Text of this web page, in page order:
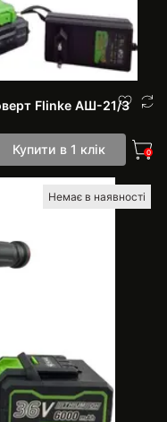
Flinke АШ-21/3
Купити в 1 клік 0
Немає в наявності